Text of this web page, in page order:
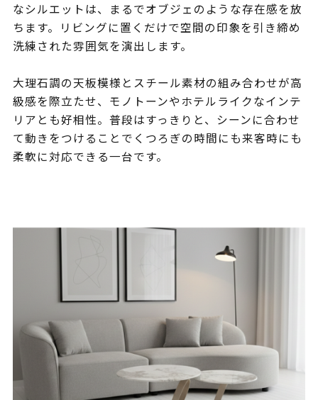
なシルエットは、まるでオブジェのような存在感を放
ちます。リビングに置くだけで空間の印象を引き締め
洗練された雰囲気を演出します。
大理石調の天板模様とスチール素材の組み合わせが高
級感を際立たせ、モノトーンやホテルライクなインテ
リアとも好相性。普段はすっきりと、シーンに合わせ
て動きをつけることでくつろぎの時間にも来客時にも
柔軟に対応できる一台です。